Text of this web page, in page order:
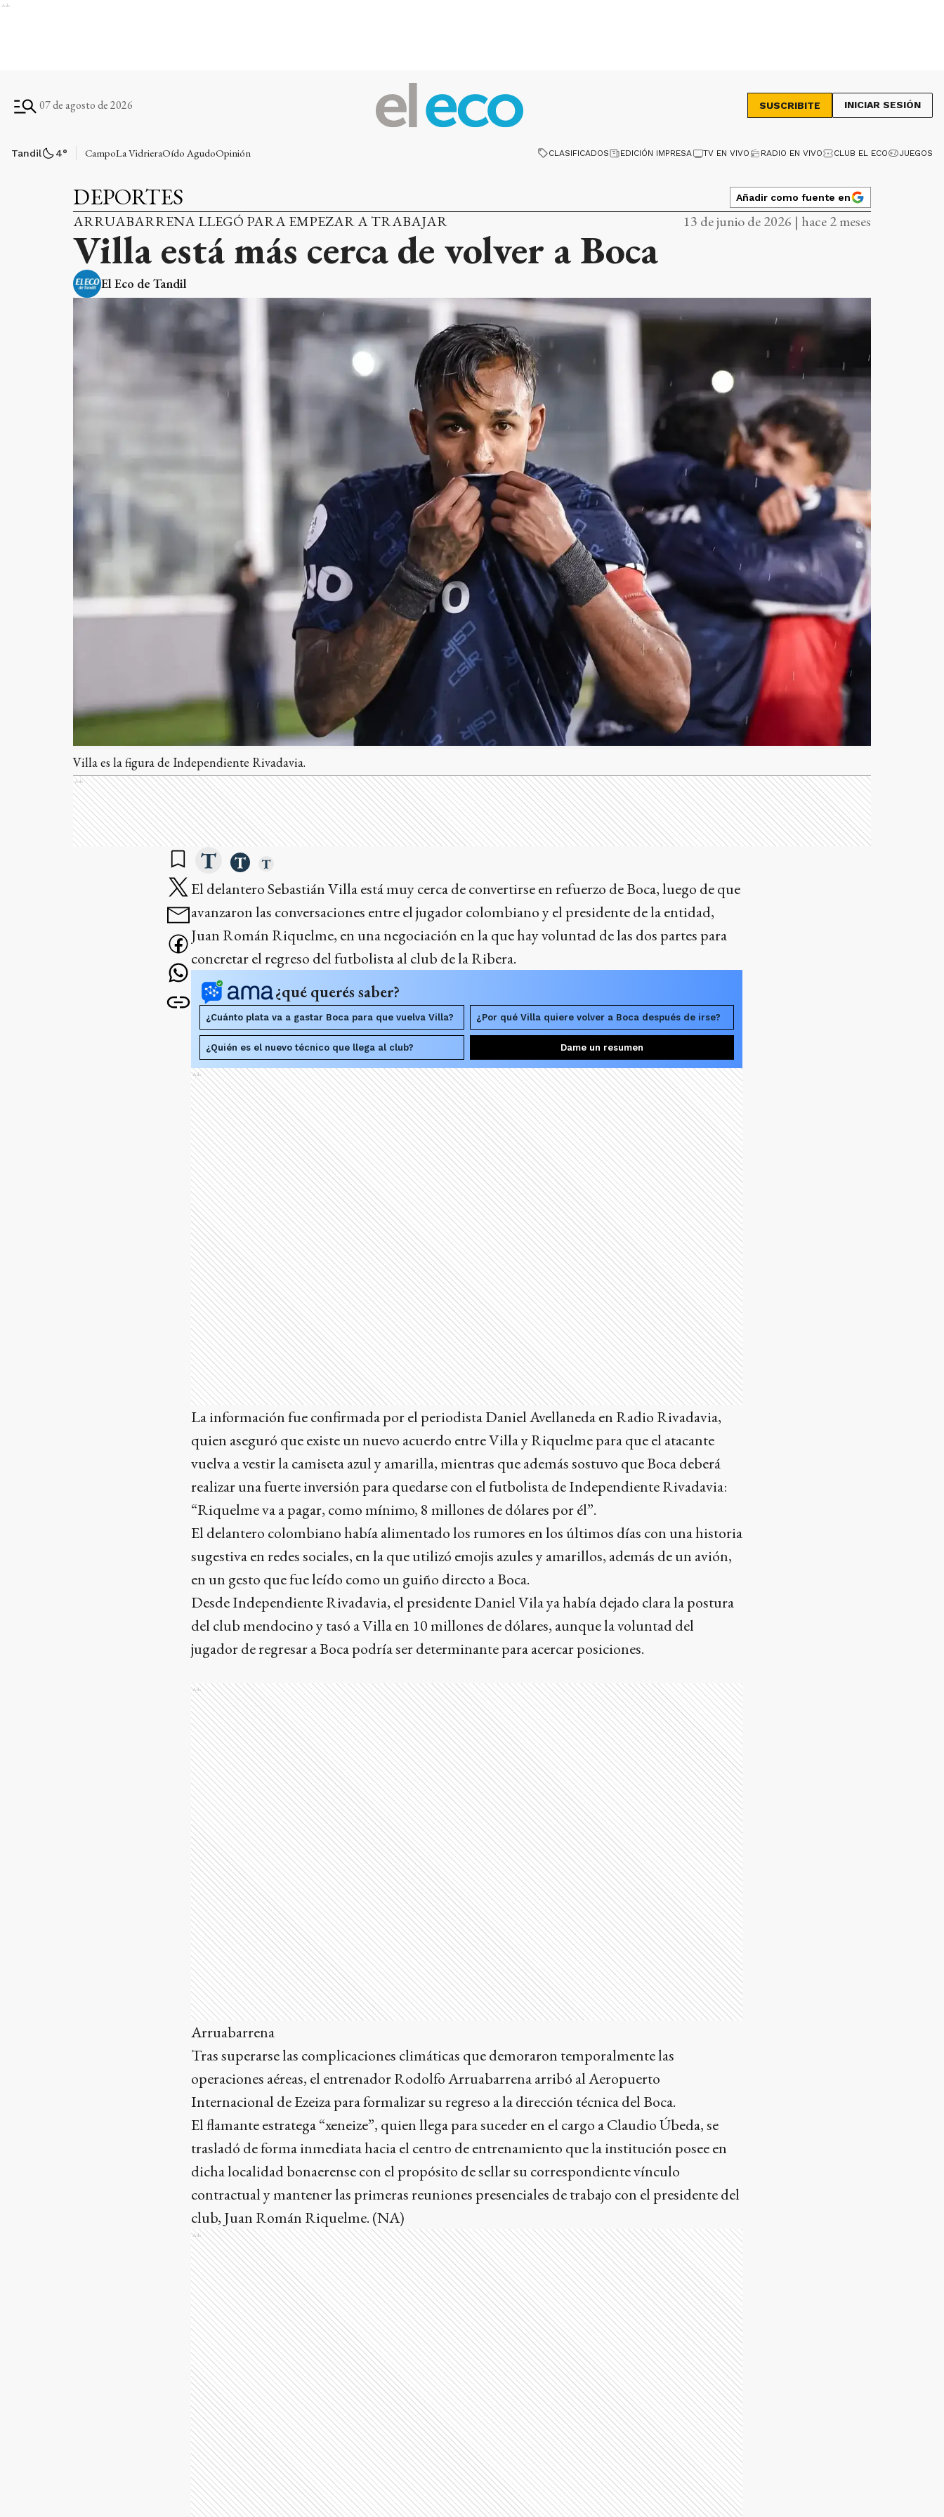
Ads
07 de agosto de 2026 SUSCRIBITE INICIAR SESIÓN
Tandil 4° CampoLa VidrieraOído AgudoOpinión CLASIFICADOS EDICIÓN IMPRESA TV EN VIVO RADIO EN VIVO CLUB EL ECO JUEGOS
DEPORTES Añadir como fuente en
ARRUABARRENA LLEGÓ PARA EMPEZAR A TRABAJAR 13 de junio de 2026 | hace 2 meses
Villa está más cerca de volver a Boca
El Eco de Tandil
Villa es la figura de Independiente Rivadavia.
Ads
El delantero Sebastián Villa está muy cerca de convertirse en refuerzo de Boca, luego de que
avanzaron las conversaciones entre el jugador colombiano y el presidente de la entidad,
Juan Román Riquelme, en una negociación en la que hay voluntad de las dos partes para
concretar el regreso del futbolista al club de la Ribera.
¿qué querés saber?
¿Cuánto plata va a gastar Boca para que vuelva Villa? ¿Por qué Villa quiere volver a Boca después de irse?
¿Quién es el nuevo técnico que llega al club? Dame un resumen
Ads
La información fue confirmada por el periodista Daniel Avellaneda en Radio Rivadavia,
quien aseguró que existe un nuevo acuerdo entre Villa y Riquelme para que el atacante
vuelva a vestir la camiseta azul y amarilla, mientras que además sostuvo que Boca deberá
realizar una fuerte inversión para quedarse con el futbolista de Independiente Rivadavia:
“Riquelme va a pagar, como mínimo, 8 millones de dólares por él”.
El delantero colombiano había alimentado los rumores en los últimos días con una historia
sugestiva en redes sociales, en la que utilizó emojis azules y amarillos, además de un avión,
en un gesto que fue leído como un guiño directo a Boca.
Desde Independiente Rivadavia, el presidente Daniel Vila ya había dejado clara la postura
del club mendocino y tasó a Villa en 10 millones de dólares, aunque la voluntad del
jugador de regresar a Boca podría ser determinante para acercar posiciones.
Ads
Arruabarrena
Tras superarse las complicaciones climáticas que demoraron temporalmente las
operaciones aéreas, el entrenador Rodolfo Arruabarrena arribó al Aeropuerto
Internacional de Ezeiza para formalizar su regreso a la dirección técnica del Boca.
El flamante estratega “xeneize”, quien llega para suceder en el cargo a Claudio Úbeda, se
trasladó de forma inmediata hacia el centro de entrenamiento que la institución posee en
dicha localidad bonaerense con el propósito de sellar su correspondiente vínculo
contractual y mantener las primeras reuniones presenciales de trabajo con el presidente del
club, Juan Román Riquelme. (NA)
Ads